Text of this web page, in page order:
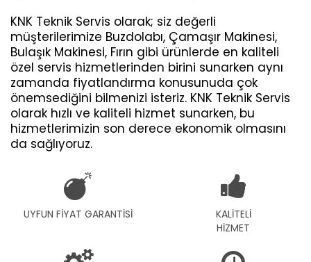
KNK Teknik Servis olarak; siz değerli
müşterilerimize Buzdolabı, Çamaşır Makinesi,
Bulaşık Makinesi, Fırın gibi ürünlerde en kaliteli
özel servis hizmetlerinden birini sunarken aynı
zamanda fiyatlandırma konusunuda çok
önemsediğini bilmenizi isteriz. KNK Teknik Servis
olarak hızlı ve kaliteli hizmet sunarken, bu
hizmetlerimizin son derece ekonomik olmasını
da sağlıyoruz.
UYFUN FİYAT GARANTİSİ
KALİTELİ
HİZMET